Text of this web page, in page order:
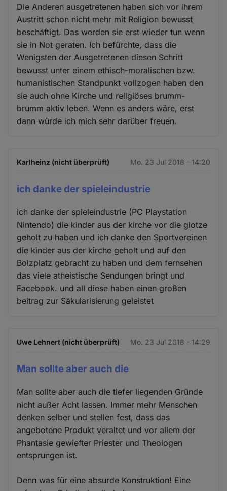
Die Anderen ausgetretenen haben sich vor ihrem
Austritt schon nicht mehr mit Religion bewusst
beschäftigt. Das werden sie erst wieder tun wenn
sie in Not geraten. Ich befürchte, dass die
Wenigsten der Ausgetretenen diesen Schritt
bewusst unter einem ethisch-moralischen bzw.
humanistischen Standpunkt vollzogen haben den
sie auch ohne Kirche und religiöses brumm-
brumm aktiv leben. Wenn es anders wäre, erst
dann würde ich mich sehr darüber freuen.
Karlheinz (nicht überprüft) Mo. 23 Jul 2018 - 14:20
ich danke der spieleindustrie
ich danke der spieleindustrie (PC Playstation
Nintendo) die kinder aus der kirche vor die glotze
geholt zu haben und ich danke den Sportvereinen
die kinder aus der kirche geholt und auf den
Bolzplatz gebracht zu haben und dem fernsehen
das viele atheistische Sendungen bringt und
Facebook. und all diese haben einen großen
beitrag zur Säkularisierung geleistet
Uwe Lehnert (nicht überprüft) Mo. 23 Jul 2018 - 14:29
Man sollte aber auch die
Man sollte aber auch die tiefer liegenden Gründe
nicht außer Acht lassen. Immer mehr Menschen
denken selber und stellen fest, dass das
angebotene Produkt veraltet und vor allem der
Phantasie gewiefter Priester und Theologen
entsprungen ist.
Denn was für eine absurde Konstruktion! Eine